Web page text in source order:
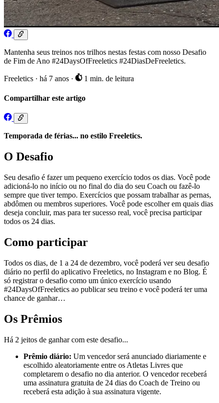
Mantenha seus treinos nos trilhos nestas festas com nosso Desafio
de Fim de Ano #24DaysOfFreeletics #24DiasDeFreeletics.
Freeletics · há 7 anos · 1 min. de leitura
Compartilhar este artigo
Temporada de férias... no estilo Freeletics.
O Desafio
Seu desafio é fazer um pequeno exercício todos os dias. Você pode
adicioná-lo no início ou no final do dia do seu Coach ou fazê-lo
sempre que tiver tempo. Exercícios que possam trabalhar as pernas,
abdômen ou membros superiores. Você pode escolher em quais dias
deseja concluir, mas para ter sucesso real, você precisa participar
todos os 24 dias.
Como participar
Todos os dias, de 1 a 24 de dezembro, você poderá ver seu desafio
diário no perfil do aplicativo Freeletics, no Instagram e no Blog. É
só registrar o desafio como um único exercício usando
#24DaysOfFreeletics ao publicar seu treino e você poderá ter uma
chance de ganhar…
Os Prêmios
Há 2 jeitos de ganhar com este desafio...
Prêmio diário: Um vencedor será anunciado diariamente e
escolhido aleatoriamente entre os Atletas Livres que
completarem o desafio no dia anterior. O vencedor receberá
uma assinatura gratuita de 24 dias do Coach de Treino ou
receberá esta adição à sua assinatura vigente.